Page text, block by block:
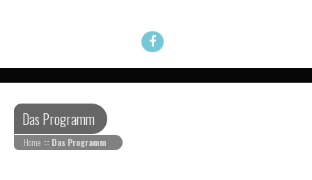
Das Programm
Home :: Das Programm